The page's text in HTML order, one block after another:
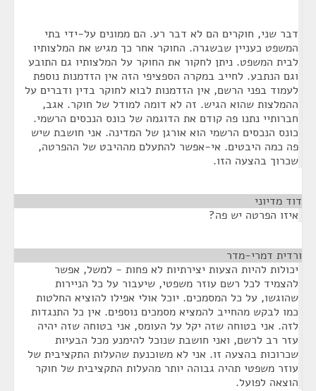
דבר שני, חוקרים הם לא דבר רע. הם ממונים על-ידי בתי
המשפט כעניין שבשגרה. החוקר אחר כך מגיש את המלצותיו
לבית המשפט. ניתן לחקור את החוקר על המלצותיו גם התובע
וגם הנתבע. לחייב במקרה הספציפי הזה אין הזדמנות נוספת
לעמוד בפני הרשם, אין הזדמנות לבוא לחוקר בדין ודברים על
ההמלצות שהוא הגיש. זה לא דומה למודל של חוקר. אגב,
חברותיי נתנו פה קודם את הדוגמה של כונס הנכסים הרשמי.
כונס הנכסים הרשמי הוא אורגן של המדינה. אני חושבת שיש
פה כמה היבטים. אי-אפשר להתעלם מההיבט של ההפרטה,
שכרוך בהצעה הזו.
דוד מדיוני
איזו הפרטה יש פה?
ורדית דמרי-מדר
יכולות להיות הצעות יצירתיות לא פחות - למשל, אפשר
להצמיד לכל רשם עוזר משפטי, שיעבור על כל הניירות
שהוגשו, על כל המסמכים. יוכל אולי אפילו להוציא החלטות
כמו לבקש מהחייב להמציא מסמכים נוספים. אין כל התנגדות
לזה. אני בטוחה שזה יקל על העומס, אני בטוחה שזה יהיה
עזר רב לרשם, ואני חושבת שנוכל להימנע מכל הבעיות
שכרוכות בהצעה זו. אני לא משוכנעת שהעלות התקציבית של
עוזר משפטי תהיה גבוהה יותר מהעלות התקציבית של חוקר
הוצאה לפועל.